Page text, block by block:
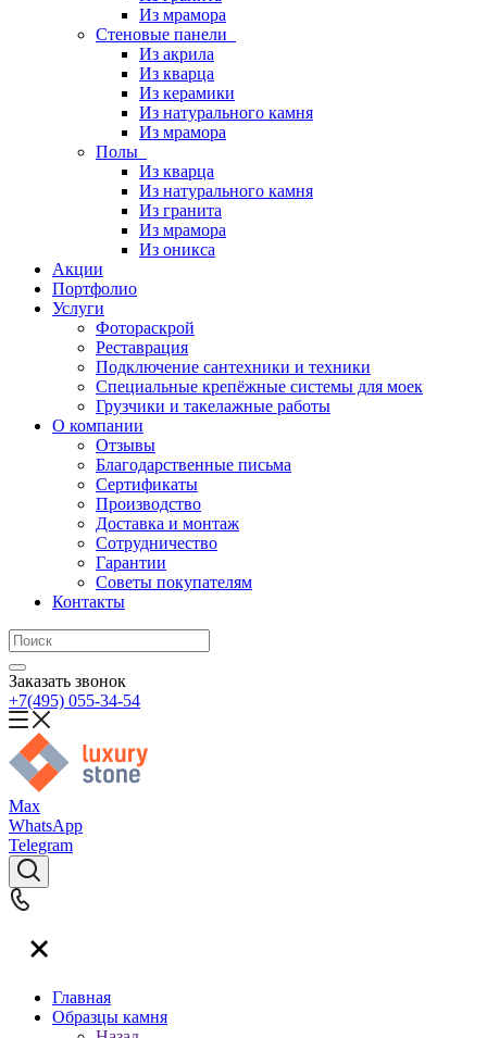
Из мрамора
Стеновые панели
Из акрила
Из кварца
Из керамики
Из натурального камня
Из мрамора
Полы
Из кварца
Из натурального камня
Из гранита
Из мрамора
Из оникса
Акции
Портфолио
Услуги
Фотораскрой
Реставрация
Подключение сантехники и техники
Специальные крепёжные системы для моек
Грузчики и такелажные работы
О компании
Отзывы
Благодарственные письма
Сертификаты
Производство
Доставка и монтаж
Сотрудничество
Гарантии
Советы покупателям
Контакты
Заказать звонок
+7(495) 055-34-54
Max
WhatsApp
Telegram
Главная
Образцы камня